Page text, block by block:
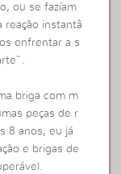
ou se fazíam
reação instantâ
enfrentar a s
briga com m
peças de r
8 anos, eu já
e brigas de